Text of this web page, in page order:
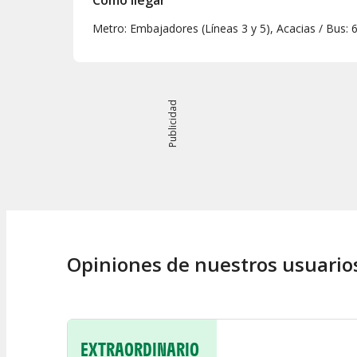
Metro: Embajadores (Líneas 3 y 5), Acacias / Bus:
Publicidad
Opiniones de nuestros
EXTRAORDINARIO